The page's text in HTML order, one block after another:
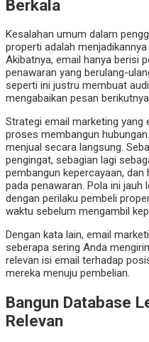
Berkala
Kesalahan umum dalam
properti adalah
Akibatnya, email hanya berisi
penawaran yang berulang-
seperti ini justru membuat
mengabaikan pesan
Strategi email marketing
proses membangun
menjual secara langsung.
pengingat, sebagian lagi
pembangun kepercayaan,
pada penawaran. Pola ini jauh
dengan perilaku pembeli
waktu sebelum mengambil
Dengan kata lain, email
seberapa sering Anda
relevan isi email terhadap
mereka menuju pembelian.
Bangun Database
Relevan